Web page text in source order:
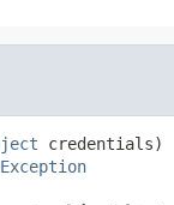
credentials)